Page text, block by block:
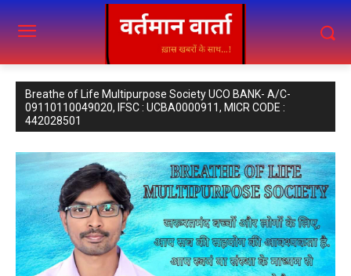
Breathe of Life Multipurpose Society UCO BANK- A/C-
09110110049020, IFSC : UCBA0000911, MICR CODE :
442028501